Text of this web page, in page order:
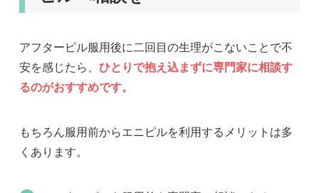
アフターピル服用後に二回目の生理がこないことで不
安を感じたら、 ひとりで抱え込まずに専門家に相談す
るのがおすすめです。
もちろん服用前からエニピルを利用するメリットは多
くあります。